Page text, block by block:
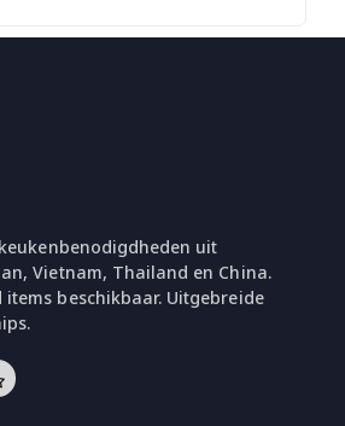
uit
Vietnam, Thailand en China.
beschikbaar. Uitgebreide